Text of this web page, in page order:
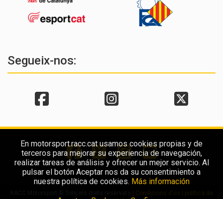
Segueix-nos:
Condicions d'ús i política de
En motorsport.racc.cat usamos cookies propias y de
terceros para mejorar su experiencia de navegación,
realizar tareas de análisis y ofrecer un mejor servicio. Al
pulsar el botón Aceptar nos da su consentimiento a
nuestra política de cookies. Más información